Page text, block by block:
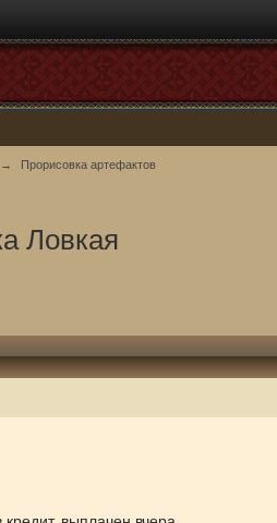
→ Прорисовка артефактов
Ловкая